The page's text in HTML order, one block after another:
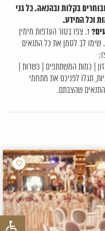
פתח
בקלות ובהנאה. כל גני
וכל המידע.
1. צפו בטור העדפות מימין
שימו לב לסמן את כל התנאים
| כמות המשתתפים | כשרות |
שניות, תגלו לפניכם את מתחמי
התנאים שהצבתם.
הוסף